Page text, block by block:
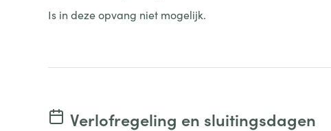
Is in deze opvang niet mogelijk.
Verlofregeling en sluitingsdagen